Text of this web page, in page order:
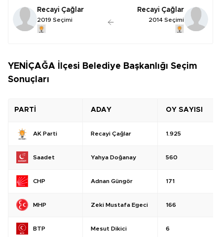
Recayi Çağlar
2019 Seçimi
Recayi Çağlar
2014 Seçimi
YENİÇAĞA İlçesi Belediye Başkanlığı Seçim
Sonuçları
PARTİ ADAY OY SAYISI
AK Parti Recayi Çağlar 1.925
Saadet Yahya Doğanay 560
CHP Adnan Güngör 171
MHP Zeki Mustafa Egeci 166
BTP Mesut Dikici 6